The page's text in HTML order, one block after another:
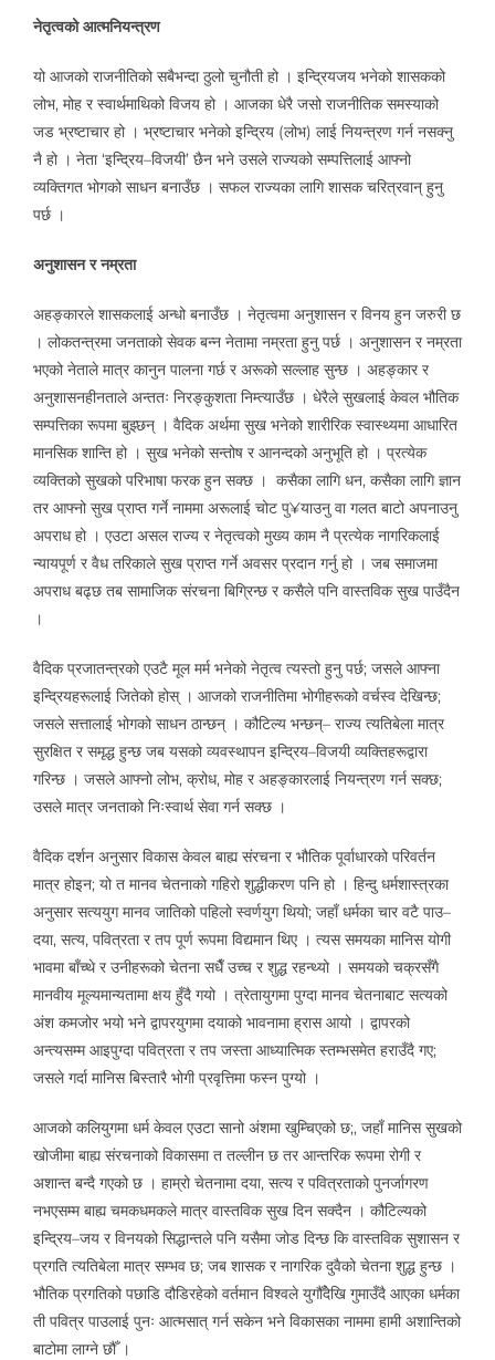
नेतृत्वको आत्मनियन्त्रण
यो आजको राजनीतिको सबैभन्दा ठुलो चुनौती हो । इन्द्रियजय भनेको शासकको
लोभ, मोह र स्वार्थमाथिको विजय हो । आजका धेरै जसो राजनीतिक समस्याको
जड भ्रष्टाचार हो । भ्रष्टाचार भनेको इन्द्रिय (लोभ) लाई नियन्त्रण गर्न नसक्नु
नै हो । नेता ‘इन्द्रिय–विजयी’ छैन भने उसले राज्यको सम्पत्तिलाई आफ्नो
व्यक्तिगत भोगको साधन बनाउँछ । सफल राज्यका लागि शासक चरित्रवान् हुनु
पर्छ ।
अनुशासन र नम्रता
अहङ्कारले शासकलाई अन्धो बनाउँछ । नेतृत्वमा अनुशासन र विनय हुन जरुरी छ
। लोकतन्त्रमा जनताको सेवक बन्न नेतामा नम्रता हुनु पर्छ । अनुशासन र नम्रता
भएको नेताले मात्र कानुन पालना गर्छ र अरूको सल्लाह सुन्छ । अहङ्कार र
अनुशासनहीनताले अन्ततः निरङ्कुशता निम्त्याउँछ । धेरैले सुखलाई केवल भौतिक
सम्पत्तिका रूपमा बुझ्छन् । वैदिक अर्थमा सुख भनेको शारीरिक स्वास्थ्यमा आधारित
मानसिक शान्ति हो । सुख भनेको सन्तोष र आनन्दको अनुभूति हो । प्रत्येक
व्यक्तिको सुखको परिभाषा फरक हुन सक्छ । कसैका लागि धन, कसैका लागि ज्ञान
तर आफ्नो सुख प्राप्त गर्ने नाममा अरूलाई चोट पु¥याउनु वा गलत बाटो अपनाउनु
अपराध हो । एउटा असल राज्य र नेतृत्वको मुख्य काम नै प्रत्येक नागरिकलाई
न्यायपूर्ण र वैध तरिकाले सुख प्राप्त गर्ने अवसर प्रदान गर्नु हो । जब समाजमा
अपराध बढ्छ तब सामाजिक संरचना बिग्रिन्छ र कसैले पनि वास्तविक सुख पाउँदैन
।
वैदिक प्रजातन्त्रको एउटै मूल मर्म भनेको नेतृत्व त्यस्तो हुनु पर्छ; जसले आफ्ना
इन्द्रियहरूलाई जितेको होस् । आजको राजनीतिमा भोगीहरूको वर्चस्व देखिन्छ;
जसले सत्तालाई भोगको साधन ठान्छन् । कौटिल्य भन्छन्– राज्य त्यतिबेला मात्र
सुरक्षित र समृद्ध हुन्छ जब यसको व्यवस्थापन इन्द्रिय–विजयी व्यक्तिहरूद्वारा
गरिन्छ । जसले आफ्नो लोभ, क्रोध, मोह र अहङ्कारलाई नियन्त्रण गर्न सक्छ;
उसले मात्र जनताको निःस्वार्थ सेवा गर्न सक्छ ।
वैदिक दर्शन अनुसार विकास केवल बाह्य संरचना र भौतिक पूर्वाधारको परिवर्तन
मात्र होइन; यो त मानव चेतनाको गहिरो शुद्धीकरण पनि हो । हिन्दु धर्मशास्त्रका
अनुसार सत्ययुग मानव जातिको पहिलो स्वर्णयुग थियो; जहाँ धर्मका चार वटै पाउ–
दया, सत्य, पवित्रता र तप पूर्ण रूपमा विद्यमान थिए । त्यस समयका मानिस योगी
भावमा बाँच्थे र उनीहरूको चेतना सधैँ उच्च र शुद्ध रहन्थ्यो । समयको चक्रसँगै
मानवीय मूल्यमान्यतामा क्षय हुँदै गयो । त्रेतायुगमा पुग्दा मानव चेतनाबाट सत्यको
अंश कमजोर भयो भने द्वापरयुगमा दयाको भावनामा ह्रास आयो । द्वापरको
अन्त्यसम्म आइपुग्दा पवित्रता र तप जस्ता आध्यात्मिक स्तम्भसमेत हराउँदै गए;
जसले गर्दा मानिस बिस्तारै भोगी प्रवृत्तिमा फस्न पुग्यो ।
आजको कलियुगमा धर्म केवल एउटा सानो अंशमा खुम्चिएको छ;, जहाँ मानिस सुखको
खोजीमा बाह्य संरचनाको विकासमा त तल्लीन छ तर आन्तरिक रूपमा रोगी र
अशान्त बन्दै गएको छ । हाम्रो चेतनामा दया, सत्य र पवित्रताको पुनर्जागरण
नभएसम्म बाह्य चमकधमकले मात्र वास्तविक सुख दिन सक्दैन । कौटिल्यको
इन्द्रिय–जय र विनयको सिद्धान्तले पनि यसैमा जोड दिन्छ कि वास्तविक सुशासन र
प्रगति त्यतिबेला मात्र सम्भव छ; जब शासक र नागरिक दुवैको चेतना शुद्ध हुन्छ ।
भौतिक प्रगतिको पछाडि दौडिरहेको वर्तमान विश्वले युगौँदेखि गुमाउँदै आएका धर्मका
ती पवित्र पाउलाई पुनः आत्मसात् गर्न सकेन भने विकासका नाममा हामी अशान्तिको
बाटोमा लाग्ने छौँ ।